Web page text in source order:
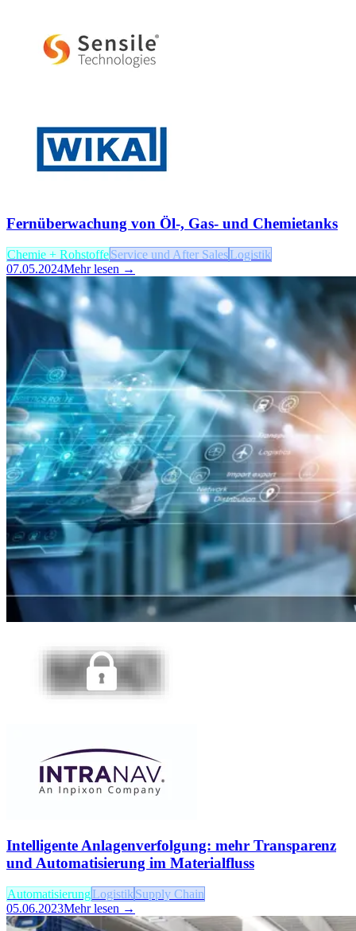
Fernüberwachung von Öl-, Gas- und Chemietanks
Chemie + RohstoffeService und After SalesLogistik
07.05.2024Mehr lesen →
Intelligente Anlagenverfolgung: mehr Transparenz
und Automatisierung im Materialfluss
AutomatisierungLogistik Supply Chain
05.06.2023Mehr lesen →